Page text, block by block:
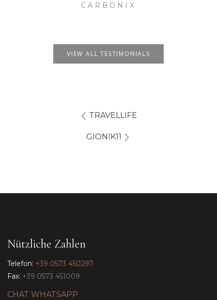
CARBONIX
VIEW ALL TESTIMONIALS
TRAVELLIFE
GIONIK11
Nützliche Zahlen
Telefon: +39 0573 450297
Fax: +39 0573 451009
CHAT WHATSAPP